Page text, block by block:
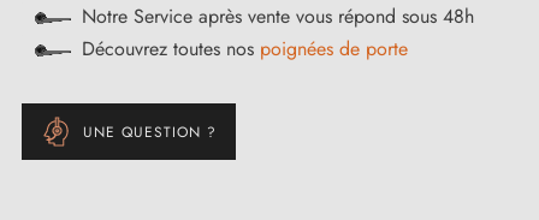
Notre Service après vente vous répond sous 48h
Découvrez toutes nos poignées de porte
UNE QUESTION ?